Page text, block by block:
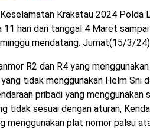
Krakatau 2024 Polda
hari dari tanggal 4 Maret
mendatang. Jumat(15/3/24)
R2 dan R4 yang
tidak menggunakan Helm Sni
pribadi yang
tidak sesuai dengan aturan,
menggunakan plat nomor palsu